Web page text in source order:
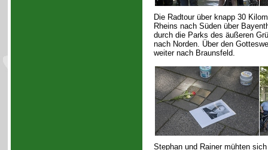
Die Radtour über knapp 30
Rheins nach Süden über
durch die Parks des äußeren
nach Norden. Über den
weiter nach Braunsfeld.
Stephan und Rainer mühten